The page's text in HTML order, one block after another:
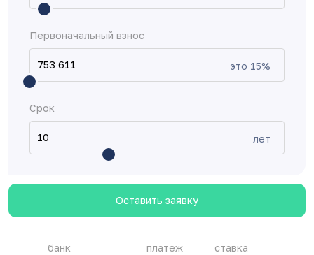
Первоначальный взнос
это 15%
Срок
лет
Оставить заявку
банк платеж ставка